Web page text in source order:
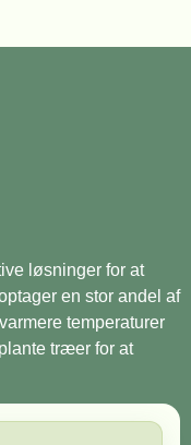
løsninger for at
en stor andel af
temperaturer
træer for at